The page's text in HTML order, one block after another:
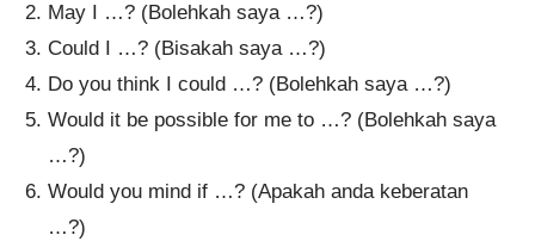
May I …? (Bolehkah saya …?)
Could I …? (Bisakah saya …?)
Do you think I could …? (Bolehkah saya …?)
Would it be possible for me to …? (Bolehkah saya
…?)
Would you mind if …? (Apakah anda keberatan
…?)